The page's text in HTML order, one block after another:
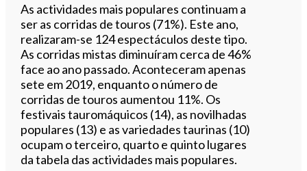
As actividades mais populares continuam a
ser as corridas de touros (71%). Este ano,
realizaram-se 124 espectáculos deste tipo.
As corridas mistas diminuíram cerca de 46%
face ao ano passado. Aconteceram apenas
sete em 2019, enquanto o número de
corridas de touros aumentou 11%. Os
festivais tauromáquicos (14), as novilhadas
populares (13) e as variedades taurinas (10)
ocupam o terceiro, quarto e quinto lugares
da tabela das actividades mais populares.​